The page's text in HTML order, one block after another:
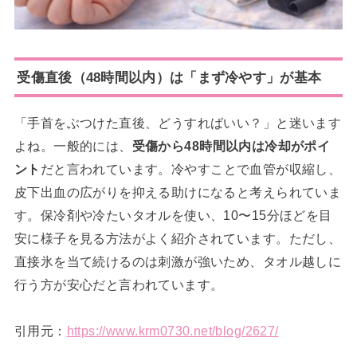
受傷直後（48時間以内）は「まず冷やす」が基本
「手首をぶつけた直後、どうすればいい？」と迷います
よね。一般的には、 受傷から48時間以内は冷却がポイ
ント だと言われています。冷やすことで血管が収縮し、
皮下出血の広がりを抑える助けになると考えられていま
す。保冷剤や冷たいタオルを使い、10〜15分ほどを目
安に様子を見る方法がよく紹介されています。ただし、
直接氷を当て続けるのは刺激が強いため、タオル越しに
行う方が安心だと言われています。
引用元： https://www.krm0730.net/blog/2627/